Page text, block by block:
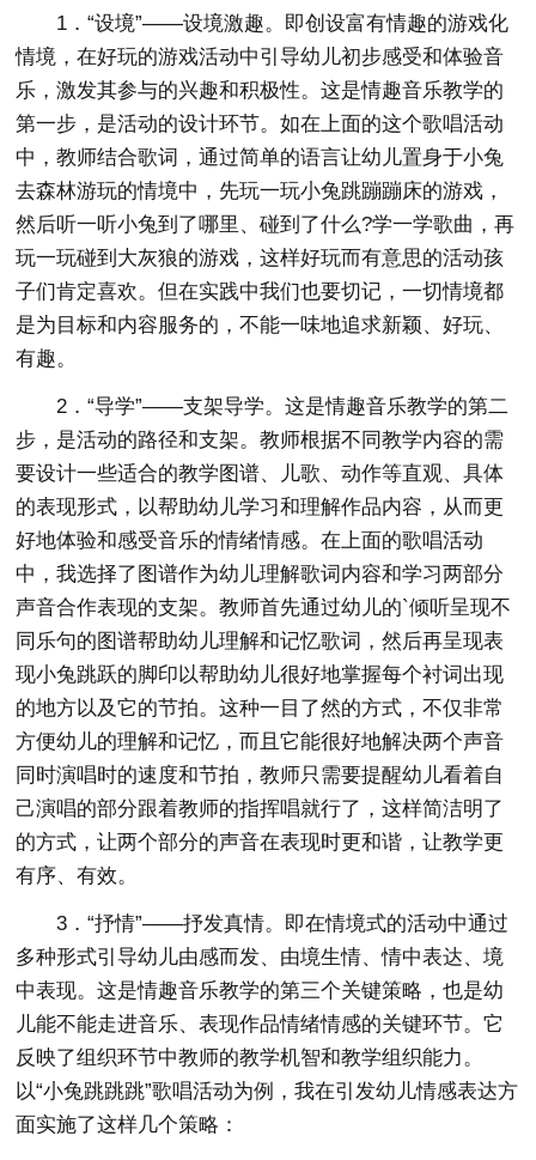
1．“设境”——设境激趣。即创设富有情趣的游戏化
情境，在好玩的游戏活动中引导幼儿初步感受和体验音
乐，激发其参与的兴趣和积极性。这是情趣音乐教学的
第一步，是活动的设计环节。如在上面的这个歌唱活动
中，教师结合歌词，通过简单的语言让幼儿置身于小兔
去森林游玩的情境中，先玩一玩小兔跳蹦蹦床的游戏，
然后听一听小兔到了哪里、碰到了什么?学一学歌曲，再
玩一玩碰到大灰狼的游戏，这样好玩而有意思的活动孩
子们肯定喜欢。但在实践中我们也要切记，一切情境都
是为目标和内容服务的，不能一味地追求新颖、好玩、
有趣。
2．“导学”——支架导学。这是情趣音乐教学的第二
步，是活动的路径和支架。教师根据不同教学内容的需
要设计一些适合的教学图谱、儿歌、动作等直观、具体
的表现形式，以帮助幼儿学习和理解作品内容，从而更
好地体验和感受音乐的情绪情感。在上面的歌唱活动
中，我选择了图谱作为幼儿理解歌词内容和学习两部分
声音合作表现的支架。教师首先通过幼儿的`倾听呈现不
同乐句的图谱帮助幼儿理解和记忆歌词，然后再呈现表
现小兔跳跃的脚印以帮助幼儿很好地掌握每个衬词出现
的地方以及它的节拍。这种一目了然的方式，不仅非常
方便幼儿的理解和记忆，而且它能很好地解决两个声音
同时演唱时的速度和节拍，教师只需要提醒幼儿看着自
己演唱的部分跟着教师的指挥唱就行了，这样简洁明了
的方式，让两个部分的声音在表现时更和谐，让教学更
有序、有效。
3．“抒情”——抒发真情。即在情境式的活动中通过
多种形式引导幼儿由感而发、由境生情、情中表达、境
中表现。这是情趣音乐教学的第三个关键策略，也是幼
儿能不能走进音乐、表现作品情绪情感的关键环节。它
反映了组织环节中教师的教学机智和教学组织能力。
以“小兔跳跳跳”歌唱活动为例，我在引发幼儿情感表达方
面实施了这样几个策略：